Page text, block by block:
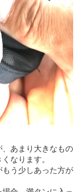
あまり大きなもの
なります。
もう少しあった方が